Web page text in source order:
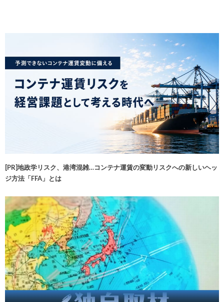
[PR]地政学リスク、港湾混雑…コンテナ運賃の変動リスクへの新しいヘッ
ジ方法「FFA」とは